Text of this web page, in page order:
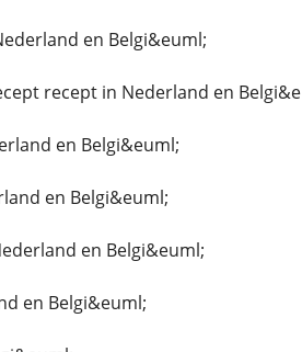
en Belgi&euml;
recept in Nederland en
en Belgi&euml;
en Belgi&euml;
en Belgi&euml;
en Belgi&euml;